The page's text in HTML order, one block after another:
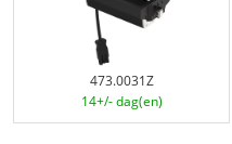
473.0031Z
14+/- dag(en)